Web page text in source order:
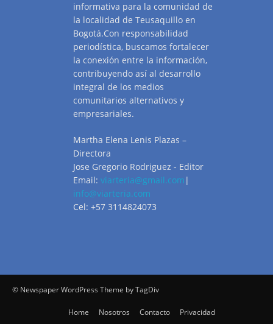
informativa para la comunidad de
la localidad de Teusaquillo en
Bogotá.Con responsabilidad
periodística, buscamos fortalecer
la conexión entre la información,
contribuyendo así al desarrollo
integral de los medios
comunitarios alternativos y
empresariales.
Martha Elena Lenis Plazas –
Directora
Jose Gregorio Rodriguez - Editor
Email: viarteria@gmail.com |
info@viarteria.com
Cel: +57 3114824073
© Newspaper WordPress Theme by TagDiv
Home Nosotros Contacto Privacidad